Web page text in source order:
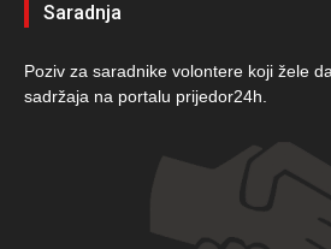
Saradnja
Poziv za saradnike volontere koji žele
sadržaja na portalu prijedor24h.